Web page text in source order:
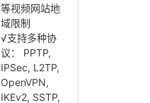
等视频网站地
域限制
√支持多种协
议： PPTP,
IPSec, L2TP,
OpenVPN,
IKEv2, SSTP,